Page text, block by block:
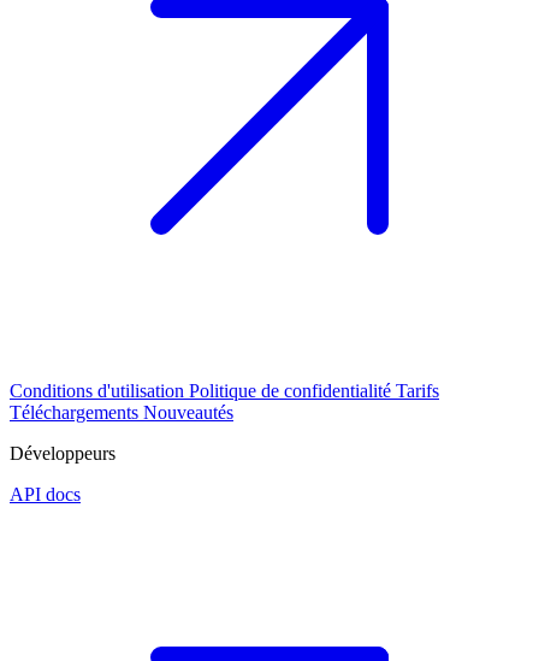
Conditions d'utilisation Politique de confidentialité Tarifs
Téléchargements Nouveautés
Développeurs
API docs